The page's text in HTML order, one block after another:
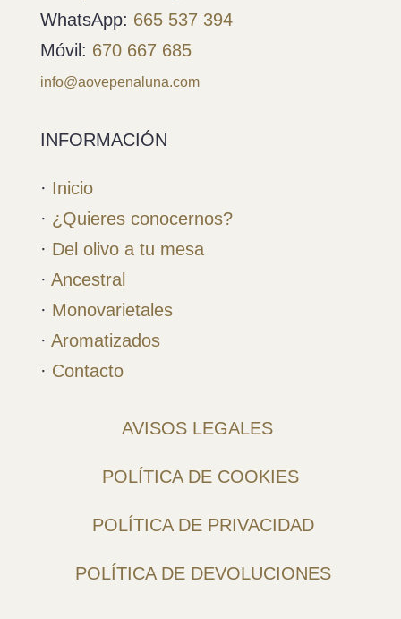
WhatsApp: 665 537 394
Móvil: 670 667 685
info@aovepenaluna.com
INFORMACIÓN
· Inicio
· ¿Quieres conocernos?
· Del olivo a tu mesa
· Ancestral
· Monovarietales
· Aromatizados
· Contacto
AVISOS LEGALES
POLÍTICA DE COOKIES
POLÍTICA DE PRIVACIDAD
POLÍTICA DE DEVOLUCIONES